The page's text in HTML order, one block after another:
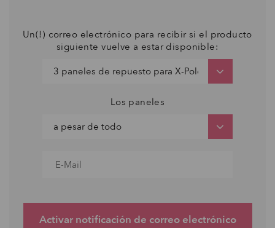
Un(!) correo electrónico para recibir si el producto
siguiente vuelve a estar disponible:
Los paneles
Activar notificación de correo electrónico